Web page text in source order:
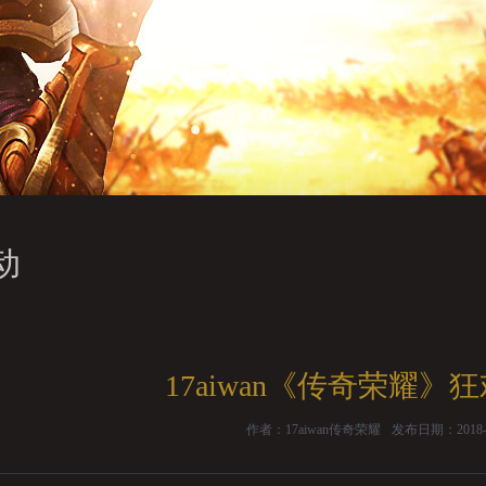
17aiwan《传奇荣耀》
作者：17aiwan传奇荣耀 发布日期：